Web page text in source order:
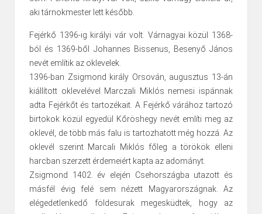
aki tárnokmester lett később.
Fejérkő 1396-ig királyi vár volt. Várnagyai közül 1368-
ból és 1369-ből Johannes Bissenus, Besenyő János
nevét említik az oklevelek.
1396-ban Zsigmond király Orsován, augusztus 13-án
kiállított oklevelével Marczali Miklós nemesi ispánnak
adta Fejérkőt és tartozékait. A Fejérkő várához tartozó
birtokok közül egyedül Kőröshegy nevét említi meg az
oklevél, de több más falu is tartozhatott még hozzá. Az
oklevél szerint Marcali Miklós főleg a törökök elleni
harcban szerzett érdemeiért kapta az adományt.
Zsigmond 1402. év elején Csehországba utazott és
másfél évig felé sem nézett Magyarországnak. Az
elégedetlenkedő földesurak megesküdtek, hogy az